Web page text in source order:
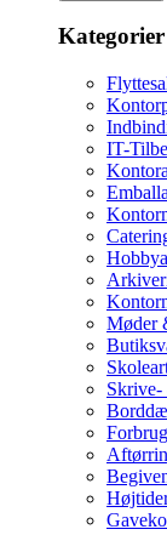
Kategorier
IT-
Møder
Skrive-